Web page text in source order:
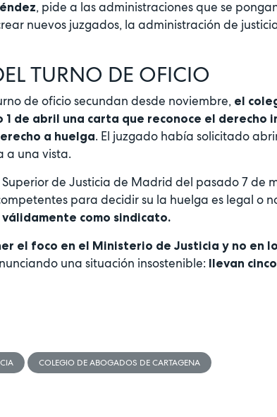
, pide a las administraciones que se
nuevos juzgados, la administración de
TURNO DE OFICIO
de oficio secundan desde noviembre, el
de abril una carta que reconoce el derecho
a huelga. El juzgado había solicitado
a una vista.
de Justicia de Madrid del pasado 7 de
para decidir su la huelga es legal o
como sindicato.
el foco en el Ministerio de Justicia y no en
una situación insostenible: llevan
COLEGIO DE ABOGADOS DE CARTAGENA